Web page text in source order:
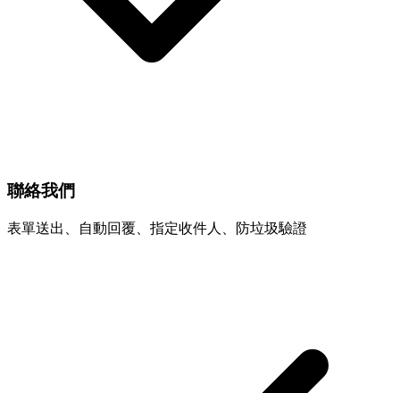
聯絡我們
表單送出、自動回覆、指定收件人、防垃圾驗證